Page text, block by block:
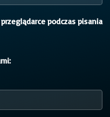
podczas pisania